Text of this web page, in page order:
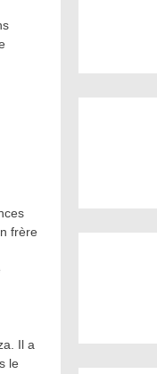
frère
Il a
le